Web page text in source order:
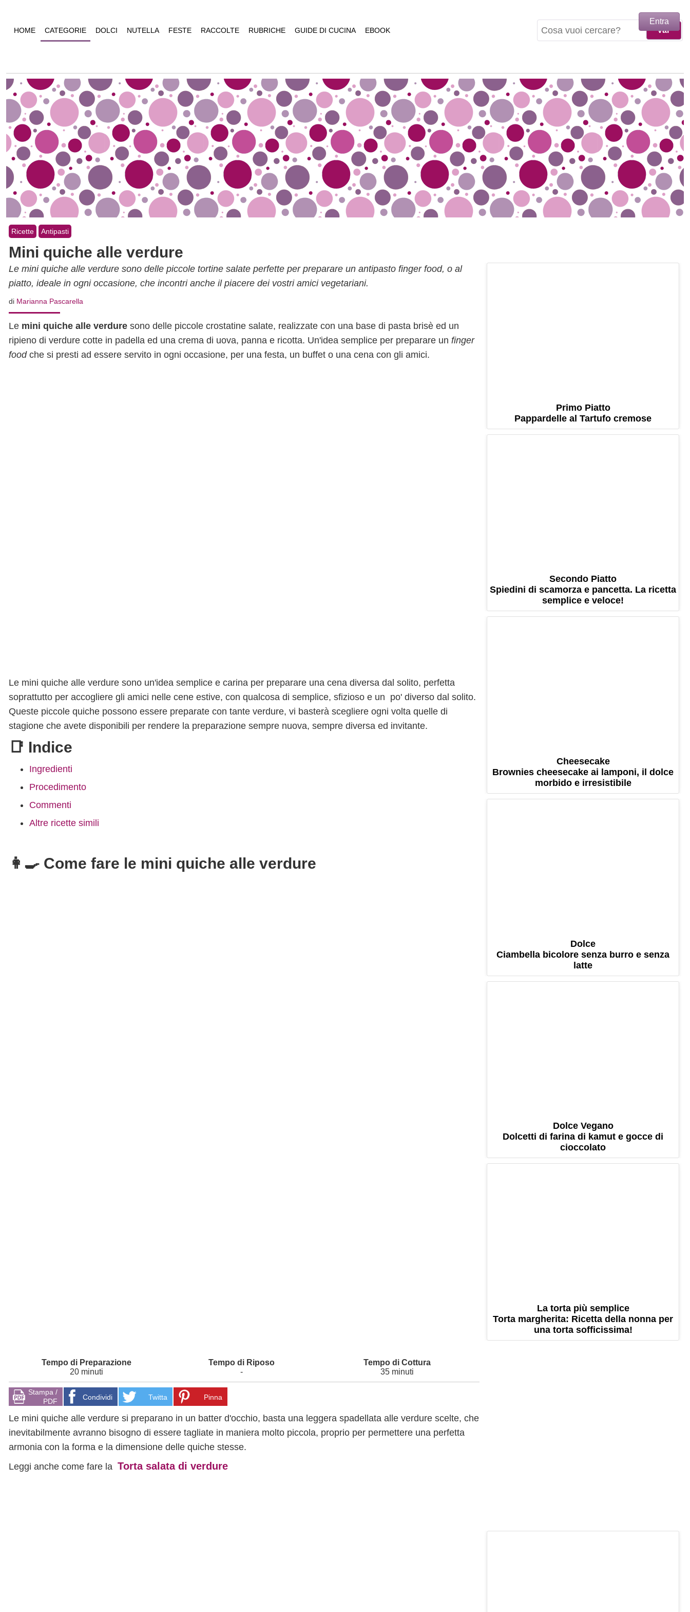
HOME CATEGORIE DOLCI NUTELLA FESTE RACCOLTE RUBRICHE GUIDE DI CUCINA EBOOK
Ricette Antipasti
Mini quiche alle verdure
Le mini quiche alle verdure sono delle piccole tortine salate perfette per preparare un antipasto finger food, o al
piatto, ideale in ogni occasione, che incontri anche il piacere dei vostri amici vegetariani.
di Marianna Pascarella
Le mini quiche alle verdure sono delle piccole crostatine salate, realizzate con una base di pasta brisè ed un
ripieno di verdure cotte in padella ed una crema di uova, panna e ricotta. Un'idea semplice per preparare un finger
foodche si presti ad essere servito in ogni occasione, per una festa, un buffet o una cena con gli amici.
Le mini quiche alle verdure sono un'idea semplice e carina per preparare una cena diversa dal solito, perfetta
soprattutto per accogliere gli amici nelle cene estive, con qualcosa di semplice, sfizioso e un po' diverso dal solito.
Queste piccole quiche possono essere preparate con tante verdure, vi basterà scegliere ogni volta quelle di
stagione che avete disponibili per rendere la preparazione sempre nuova, sempre diversa ed invitante.
📑 Indice
Ingredienti
Procedimento
Commenti
Altre ricette simili
👩‍🍳 Come fare le mini quiche alle verdure
20 minuti - 35 minuti
Stampa /
PDF
Condividi Twitta Pinna
Le mini quiche alle verdure si preparano in un batter d'occhio, basta una leggera spadellata alle verdure scelte, che
inevitabilmente avranno bisogno di essere tagliate in maniera molto piccola, proprio per permettere una perfetta
armonia con la forma e la dimensione delle quiche stesse.
Leggi anche come fare la Torta salata di verdure
Primo Piatto
Pappardelle al Tartufo cremose
Secondo Piatto
Spiedini di scamorza e pancetta. La ricetta
semplice e veloce!
Cheesecake
Brownies cheesecake ai lamponi, il dolce
morbido e irresistibile
Dolce
Ciambella bicolore senza burro e senza
latte
Dolce Vegano
Dolcetti di farina di kamut e gocce di
cioccolato
La torta più semplice
Torta margherita: Ricetta della nonna per
una torta sofficissima!
Entra